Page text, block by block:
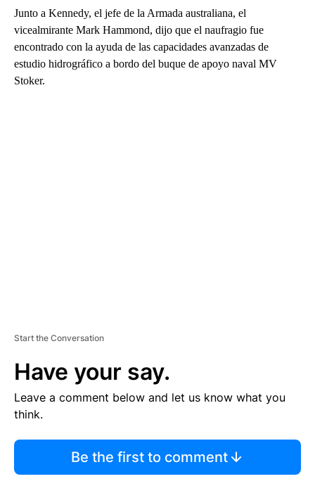
Junto a Kennedy, el jefe de la Armada australiana, el
vicealmirante Mark Hammond, dijo que el naufragio fue
encontrado con la ayuda de las capacidades avanzadas de
estudio hidrográfico a bordo del buque de apoyo naval MV
Stoker.
Start the Conversation
Have your say.
Leave a comment below and let us know what you
think.
Be the first to comment